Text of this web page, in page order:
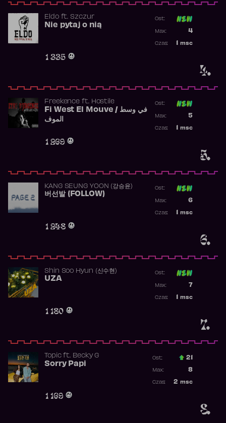
4.
Eldoft. Szczur
Nie pytaj o nią
1 335
Ost:
4
Max:
msc
Czas:
5.
Freekence ft. Hostile
Fi West El Mouve / في وسط
الموف
1 269
Ost:
5
Max:
msc
Czas:
6.
KANG SEUNG YOON (강승윤)
버선발 (FOLLOW)
1 248
Ost:
6
Max:
msc
Czas:
7.
Shin Soo Hyun (신수현)
UZA
1 180
Ost:
7
Max:
msc
Czas:
8.
Topicft. Becky G
Sorry Papi
1 169
Ost.: 21
8
Max:
2 msc
Czas: